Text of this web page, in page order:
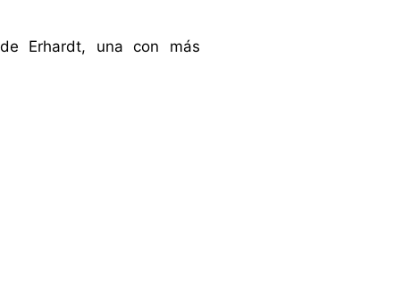
Erhardt, una con más